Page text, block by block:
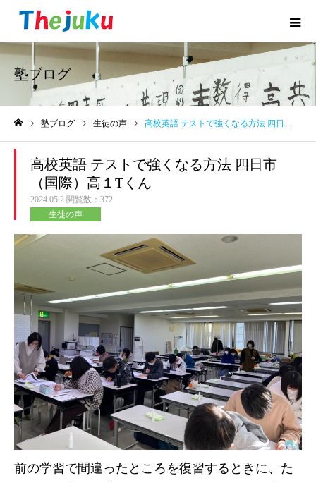
塾ブログ
塾ブログ 生徒の声 高校英語 テストで強くなる方法 四日市（国際）高１Tくん
高校英語 テストで強くなる方法 四日市
（国際）高１Tくん
2024.05.2 閲覧数：372
生徒の声
前の学習で間違ったところを復習するときに、た